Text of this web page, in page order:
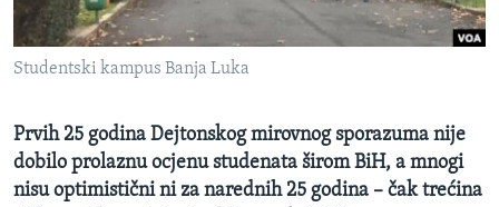
Learning English
PRATITE NAS
Jezici
Studentski kampus Banja Luka
Prvih 25 godina Dejtonskog mirovnog sporazuma nije
dobilo prolaznu ocjenu studenata širom BiH, a mnogi
nisu optimistični ni za narednih 25 godina – čak trećina